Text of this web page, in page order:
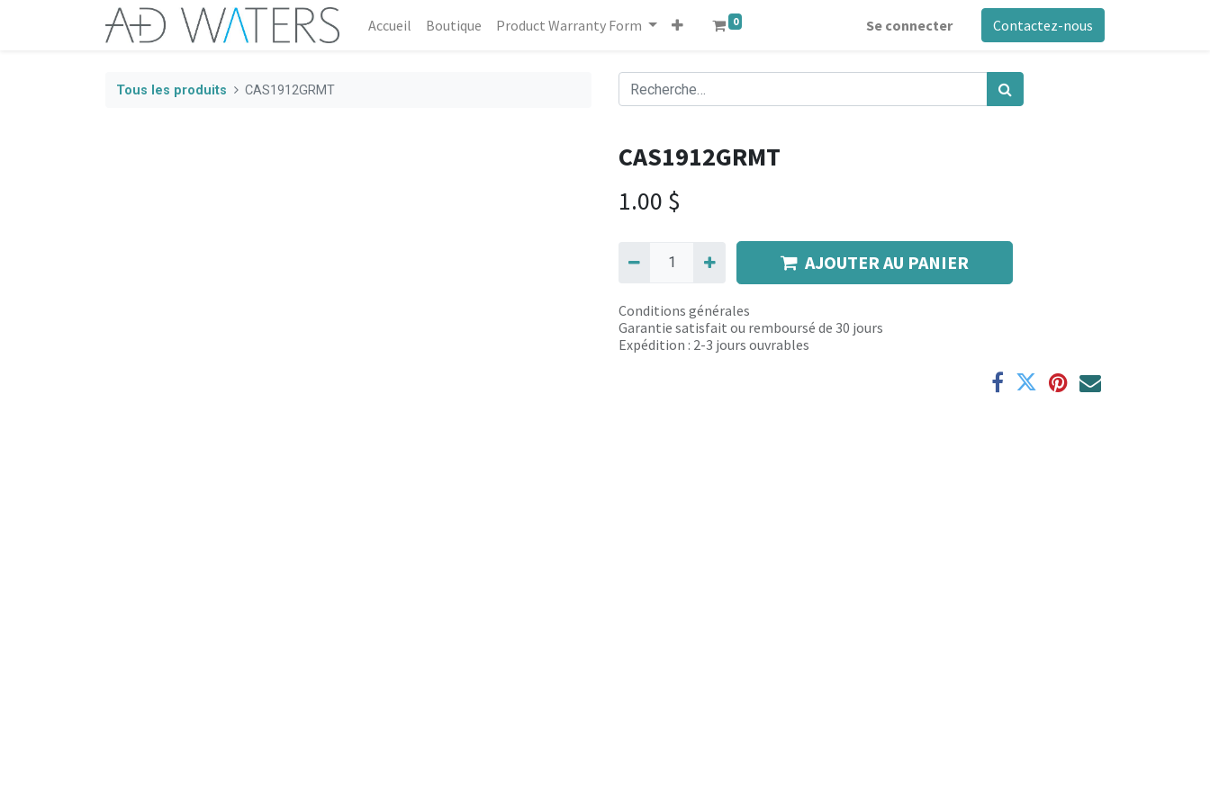
Accueil Boutique Product Warranty Form 0 Se connecter Contactez-nous
Tous les produits CAS1912GRMT
CAS1912GRMT
1.00 $
AJOUTER AU PANIER
Conditions générales
Garantie satisfait ou remboursé de 30 jours
Expédition : 2-3 jours ouvrables